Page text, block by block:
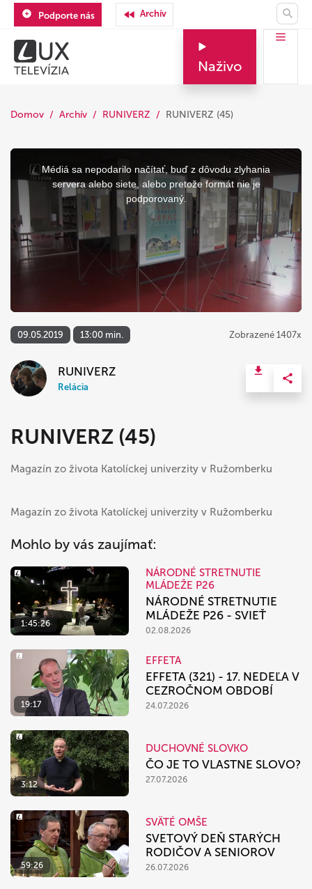
Podporte nás Archív
Naživo
Domov Archív RUNIVERZ RUNIVERZ (45)
This
window.
Médiá sa nepodarilo načítať, buď z dôvodu zlyhania
servera alebo siete, alebo pretože formát nie je
podporovaný.
09.05.2019 13:00 min. Zobrazené 1407x
RUNIVERZ
Relácia
RUNIVERZ (45)
Magazín zo života Katolíckej univerzity v Ružomberku
Magazín zo života Katolíckej univerzity v Ružomberku
Mohlo by vás zaujímať:
1:45:26
NÁRODNÉ STRETNUTIE
MLÁDEŽE P26
NÁRODNÉ STRETNUTIE
MLÁDEŽE P26 - SVIEŤ
02.08.2026
19:17
EFFETA
EFFETA (321) - 17. NEDEĽA V
CEZROČNOM OBDOBÍ
24.07.2026
3:12
DUCHOVNÉ SLOVKO
ČO JE TO VLASTNE SLOVO?
27.07.2026
59:26
SVÄTÉ OMŠE
SVETOVÝ DEŇ STARÝCH
RODIČOV A SENIOROV
26.07.2026